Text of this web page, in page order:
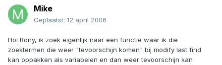
Mike
Geplaatst: 12 april 2006
Hoi Rony, ik zoek eigenlijk naar een functie waar ik die
zoektermen die weer "tevoorschijn komen" bij modify last find
kan oppakken als variabelen en dan weer tevoorschijn kan